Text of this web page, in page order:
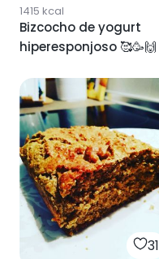
1415 kcal
Bizcocho de yogurt
hiperesponjoso 🥰🥳🙌
31